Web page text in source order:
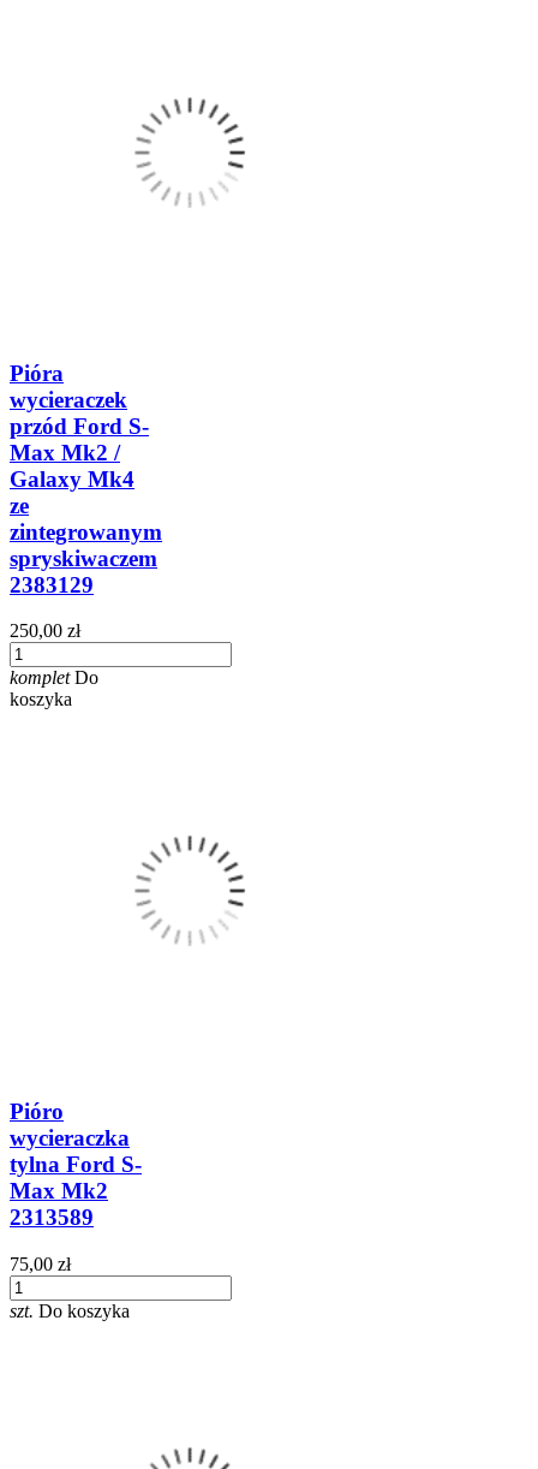
Pióra
wycieraczek
przód Ford S-
Max Mk2 /
Galaxy Mk4
ze
zintegrowanym
spryskiwaczem
2383129
250,00 zł
komplet Do
koszyka
Pióro
wycieraczka
tylna Ford S-
Max Mk2
2313589
75,00 zł
szt. Do koszyka